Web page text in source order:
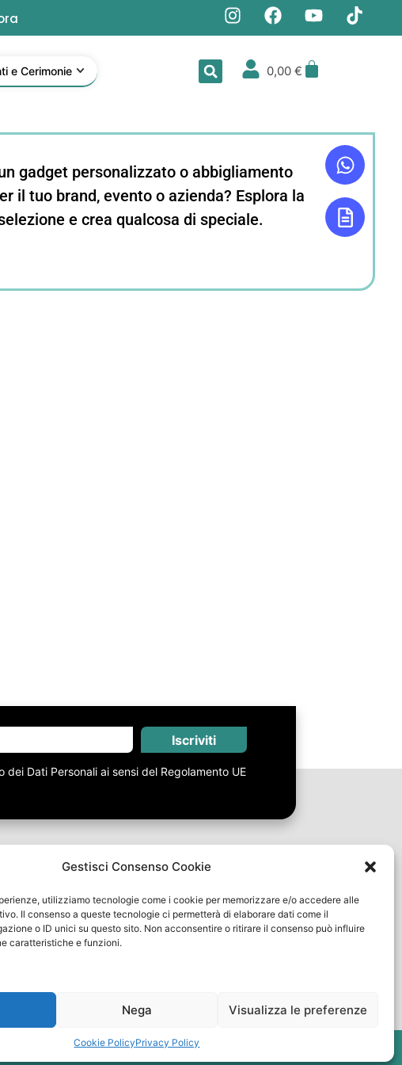
Gestisci Consenso Cookie
utilizziamo tecnologie come i cookie per memorizzare e/o accedere alle
Il consenso a queste tecnologie ci permetterà di elaborare dati come il
o ID unici su questo sito. Non acconsentire o ritirare il consenso può influire
caratteristiche e funzioni.
Nega Visualizza le preferenze
Cookie PolicyPrivacy Policy
e Cerimonie 0,00€
gadget personalizzato o abbigliamento
il tuo brand, evento o azienda? Esplora la
e crea qualcosa di speciale.
dei Dati Personali ai sensi del Regolamento UE
Iscriviti
Spedizioni e Resi
Termini e Condizioni